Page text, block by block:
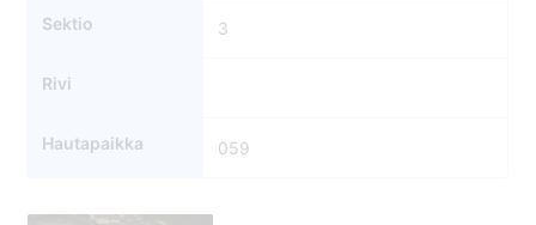
Sektio 3
Rivi
Hautapaikka 059